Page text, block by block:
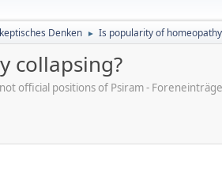
Denken ► Is popularity of
collapsing?
official positions of Psiram -